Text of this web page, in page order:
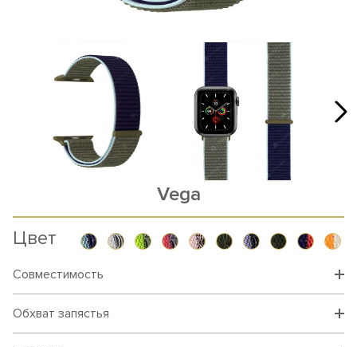
Vega
Цвет
Совместимость
Обхват запястья